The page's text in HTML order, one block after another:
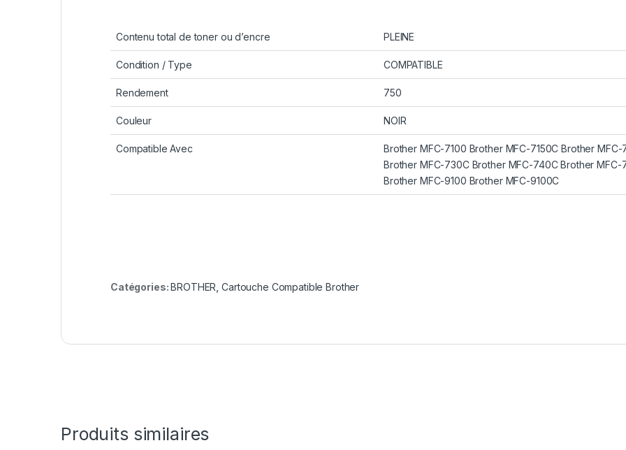
Contenu total de toner ou d’encre PLEINE
Condition / Type COMPATIBLE
Rendement 750
Couleur NOIR
Compatible Avec
Brother MFC-7100 Brother MFC-7150C Brother MFC-
Brother MFC-730C Brother MFC-740C Brother MFC-
Brother MFC-9100 Brother MFC-9100C
Catégories:BROTHER ,Cartouche Compatible Brother
Produits similaires